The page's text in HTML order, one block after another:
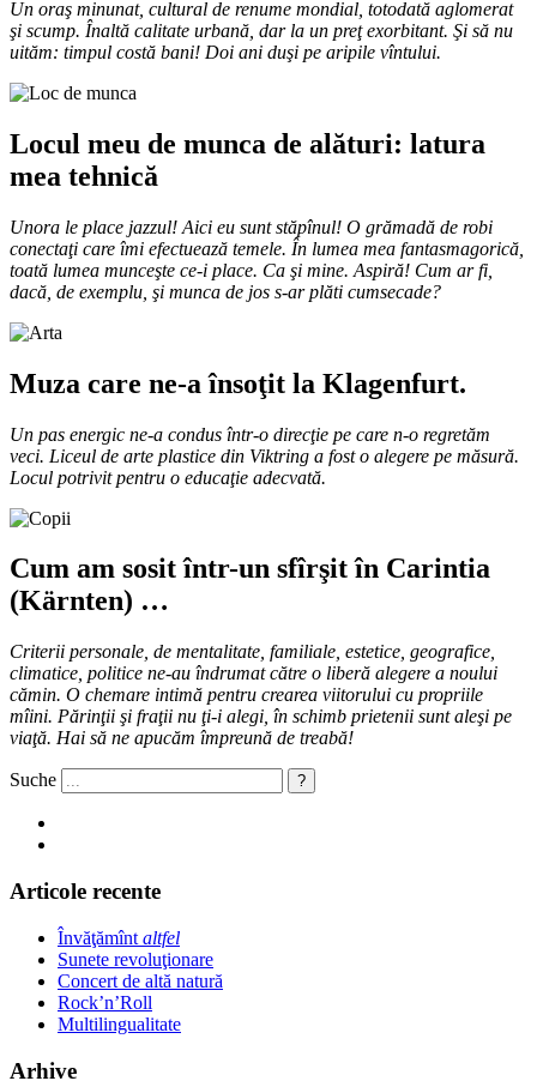
Un oraş minunat, cultural de renume mondial, totodată aglomerat
şi scump. Înaltă calitate urbană, dar la un preţ exorbitant. Şi să nu
uităm: timpul costă bani! Doi ani duşi pe aripile vîntului.
Locul meu de munca de alături: latura
mea tehnică
Unora le place jazzul! Aici eu sunt stăpînul! O grămadă de robi
conectaţi care îmi efectuează temele. În lumea mea fantasmagorică,
toată lumea munceşte ce-i place. Ca şi mine. Aspiră! Cum ar fi,
dacă, de exemplu, şi munca de jos s­-ar plăti cumsecade?
Muza care ne-a însoţit la Klagenfurt.
Un pas energic ne-a condus într-o direcţie pe care n-o regretăm
veci. Liceul de arte plastice din Viktring a fost o alegere pe măsură.
Locul potrivit pentru o educaţie adecvată.
Cum am sosit într-­un sfîrşit în Carintia
(Kärnten) …
Criterii personale, de mentalitate, familiale, estetice, geografice,
climatice, politice ne-au îndrumat către o liberă alegere a noului
cămin. O chemare intimă pentru crearea viitorului cu propriile
mîini. Părinţii şi fraţii nu ţi­-i alegi, în schimb prietenii sunt aleşi pe
viaţă. Hai să ne apucăm împreună de treabă!
Suche
Articole recente
Învăţămînt altfel
Sunete revoluţionare
Concert de altă natură
Rock’n’Roll
Multilingualitate
Arhive